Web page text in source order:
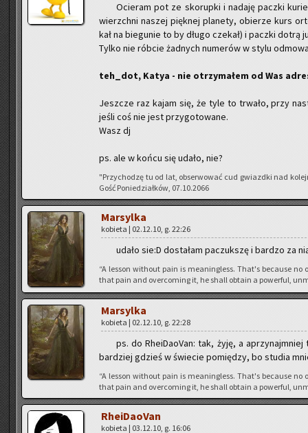
Ocie­ram pot ze sko­rup­ki i na­da­ję pacz­ki
wierzch­ni na­szej pięk­nej pla­ne­ty, obie­rze kurs
kał na bie­gu­nie to by długo cze­kał) i pacz­ki dotrą
Tylko nie rób­cie żad­nych nu­me­rów w stylu
teh_dot, Katya - nie otrzy­ma­łem od Was
Jesz­cze raz kajam się, że tyle to trwa­ło, przy
jeśli coś nie jest przy­go­to­wa­ne.
Wasz dj
ps. ale w końcu się udało, nie?
"Przy­cho­dzę tu od lat, ob­ser­wo­wać cud gwiazd­ki nad
Gość Po­nie­dział­ków, 07.10.2066
Mar­syl­ka
ko­bie­ta | 02.12.10, g. 22:26
udało sie:D do­sta­łam pa­czuk­szę i bar­dzo za
“A les­son wi­tho­ut pain is me­anin­gless. That's be­cau­se
that pain and over­co­ming it, he shall ob­ta­in a po­wer­ful,
Mar­syl­ka
ko­bie­ta | 02.12.10, g. 22:28
ps. do Rhe­iDa­oVan: tak, żyję, a
bar­dziej gdzieś w świe­cie po­mię­dzy, bo stu­dia
“A les­son wi­tho­ut pain is me­anin­gless. That's be­cau­se
that pain and over­co­ming it, he shall ob­ta­in a po­wer­ful,
Rhe­iDa­oVan
ko­bie­ta | 03.12.10, g. 16:06